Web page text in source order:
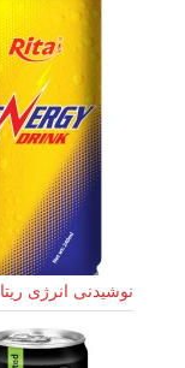
نوشیدنی انرژی ریتا